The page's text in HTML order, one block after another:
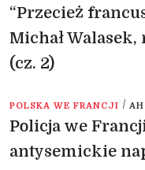
“Przecież
Michał
(cz. 2)
POLSKA WE FRANCJI / AH
Policja we
antysemickie